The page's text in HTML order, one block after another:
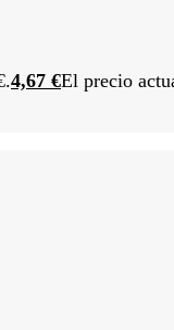
4,67 €El precio